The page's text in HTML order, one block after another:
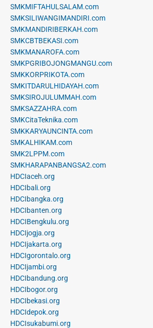
SMKMIFTAHULSALAM.com
SMKSILIWANGIMANDIRI.com
SMKMANDIRIBERKAH.com
SMKCBTBEKASI.com
SMKMANAROFA.com
SMKPGRIBOJONGMANGU.com
SMKKORPRIKOTA.com
SMKITDARULHIDAYAH.com
SMKSIROJULUMMAH.com
SMKSAZZAHRA.com
SMKCitaTeknika.com
SMKKARYAUNCINTA.com
SMKALHIKAM.com
SMK2LPPM.com
SMKHARAPANBANGSA2.com
HDCIaceh.org
HDCIbali.org
HDCIbangka.org
HDCIbanten.org
HDCIBengkulu.org
HDCIjogja.org
HDCIjakarta.org
HDCIgorontalo.org
HDCIjambi.org
HDCIbandung.org
HDCIbogor.org
HDCIbekasi.org
HDCIdepok.org
HDCIsukabumi.org